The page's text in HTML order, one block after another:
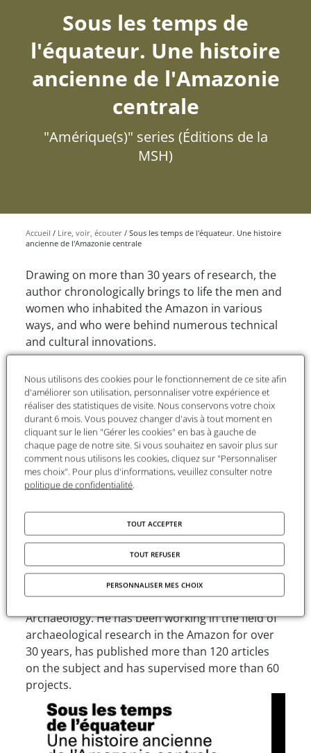
Sous les temps de
l'équateur. Une histoire
ancienne de l'Amazonie
centrale
"Amérique(s)" series (Éditions de la
MSH)
Accueil Lire, voir, écouter
Sous les temps de l'équateur. Une histoire
ancienne de l'Amazonie centrale
Drawing on more than 30 years of research, the
author chronologically brings to life the men and
women who inhabited the Amazon in various
ways, and who were behind numerous technical
and cultural innovations.
Eduardo Góes Neves invites us, above all, to
reconsider these ancient peoples who, it is
suggested, deliberately refused to organise
themselves into a state, thereby offering us a
broader perspective on human history.
About the author
Eduardo Góes Nevesis a Brazilian archaeologist
and one of the leading experts on the Amazon.
He is a professor at the Museum of Archaeology
and Ethnology at the University of São Paulo and
coordinator of the Laboratory of Tropical
Archaeology. He has been working in the field of
archaeological research in the Amazon for over
30 years, has published more than 120 articles
on the subject and has supervised more than 60
projects.
Nous utilisons des cookies pour le fonctionnement de ce site afin
d'améliorer son utilisation, personnaliser votre expérience et
réaliser des statistiques de visite. Nous conservons votre choix
durant 6 mois. Vous pouvez changer d'avis à tout moment en
cliquant sur le lien "Gérer les cookies" en bas à gauche de
chaque page de notre site. Si vous souhaitez en savoir plus sur
comment nous utilisons les cookies, cliquez sur "Personnaliser
mes choix". Pour plus d'informations, veuillez consulter notre
politique de confidentialité.
TOUT ACCEPTER
TOUT REFUSER
PERSONNALISER MES CHOIX